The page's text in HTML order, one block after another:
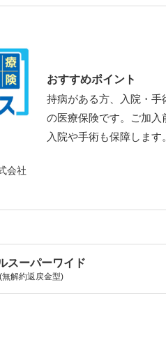
会社
おすすめポイント
持病がある方、入院・
の医療保険です。ご加
入院や手術も保障します。
スーパーワイド
解約返戻金型)